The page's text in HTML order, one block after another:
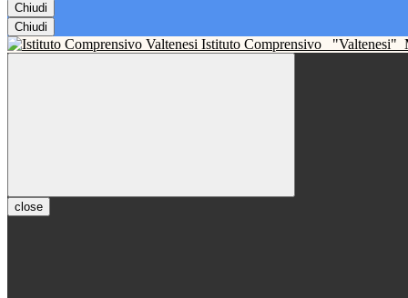
Chiudi
Chiudi
Istituto Comprensivo "Valtenesi"
close